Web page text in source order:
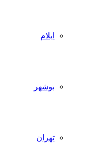
ایلام
بوشهر
تهران